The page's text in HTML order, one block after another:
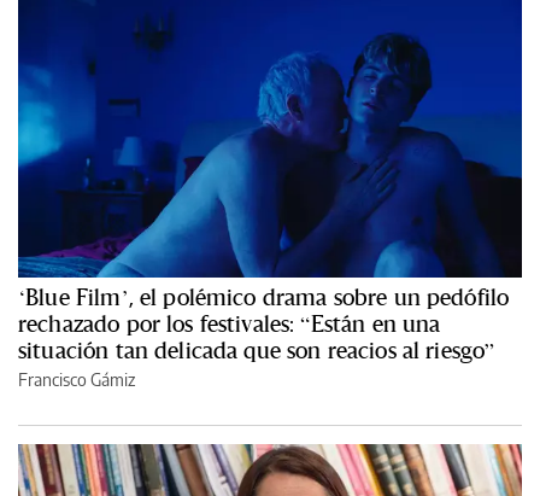
‘Blue Film’, el polémico drama sobre un pedófilo
rechazado por los festivales: “Están en una
situación tan delicada que son reacios al riesgo”
Francisco Gámiz